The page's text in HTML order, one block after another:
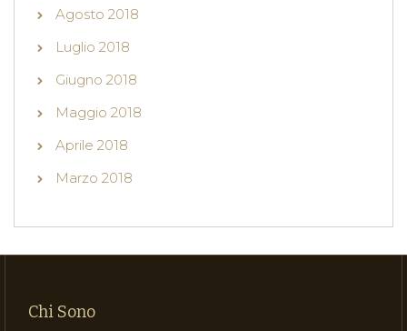
Agosto 2018
Luglio 2018
Giugno 2018
Maggio 2018
Aprile 2018
Marzo 2018
Chi Sono